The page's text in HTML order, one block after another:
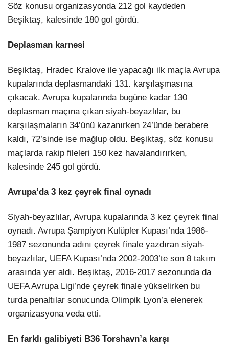
Söz konusu organizasyonda 212 gol kaydeden
Beşiktaş, kalesinde 180 gol gördü.
Deplasman karnesi
Beşiktaş, Hradec Kralove ile yapacağı ilk maçla Avrupa
kupalarında deplasmandaki 131. karşılaşmasına
çıkacak. Avrupa kupalarında bugüne kadar 130
deplasman maçına çıkan siyah-beyazlılar, bu
karşılaşmaların 34’ünü kazanırken 24’ünde berabere
kaldı, 72’sinde ise mağlup oldu. Beşiktaş, söz konusu
maçlarda rakip fileleri 150 kez havalandırırken,
kalesinde 245 gol gördü.
Avrupa’da 3 kez çeyrek final oynadı
Siyah-beyazlılar, Avrupa kupalarında 3 kez çeyrek final
oynadı. Avrupa Şampiyon Kulüpler Kupası’nda 1986-
1987 sezonunda adını çeyrek finale yazdıran siyah-
beyazlılar, UEFA Kupası’nda 2002-2003’te son 8 takım
arasında yer aldı. Beşiktaş, 2016-2017 sezonunda da
UEFA Avrupa Ligi’nde çeyrek finale yükselirken bu
turda penaltılar sonucunda Olimpik Lyon’a elenerek
organizasyona veda etti.
En farklı galibiyeti B36 Torshavn’a karşı